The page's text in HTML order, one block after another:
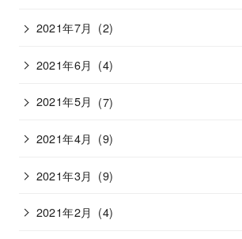
2021年7月 (2)
2021年6月 (4)
2021年5月 (7)
2021年4月 (9)
2021年3月 (9)
2021年2月 (4)